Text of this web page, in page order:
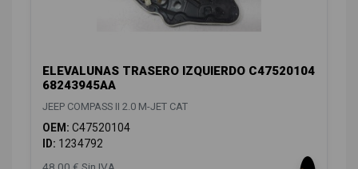
ELEVALUNAS TRASERO IZQUIERDO C47520104
68243945AA
JEEP COMPASS II 2.0 M-JET CAT
OEM: C47520104
ID: 1234792